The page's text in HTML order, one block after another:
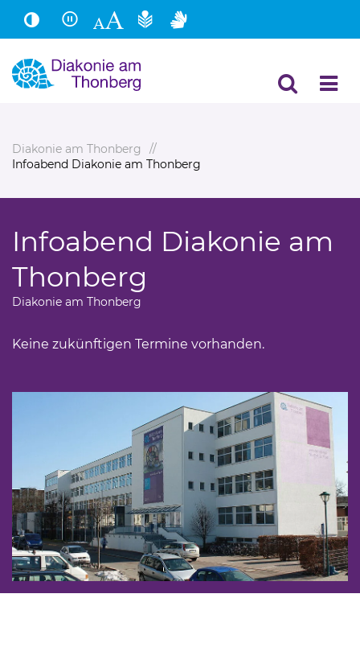
Hauptinhalt
Fußbereich
Diakonie am Thonberg
Infoabend Diakonie am Thonberg
Infoabend Diakonie am
Thonberg
Diakonie am Thonberg
Keine zukünftigen Termine vorhanden.